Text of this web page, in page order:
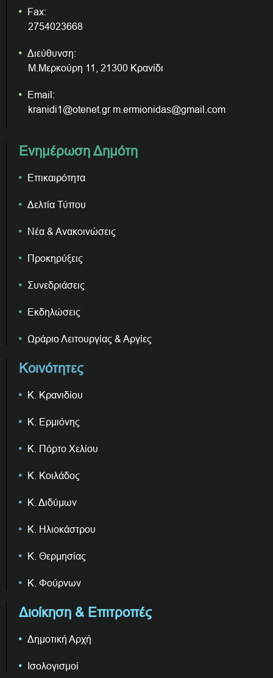
Fax:
2754023668
Διεύθυνση:
Μ.Μερκούρη 11, 21300 Κρανίδι
Email:
kranidi1@otenet.gr m.ermionidas@gmail.com
Ενημέρωση Δημότη
Επικαιρότητα
Δελτία Τύπου
Νέα & Ανακοινώσεις
Προκηρύξεις
Συνεδριάσεις
Εκδηλώσεις
Ωράριο Λειτουργίας & Αργίες
Κοινότητες
Κ. Κρανιδίου
Κ. Ερμιόνης
Κ. Πόρτο Χελίου
Κ. Κοιλάδος
Κ. Διδύμων
Κ. Ηλιοκάστρου
Κ. Θερμησίας
Κ. Φούρνων
Διοίκηση & Επιτροπές
Δημοτική Αρχή
Ισολογισμοί